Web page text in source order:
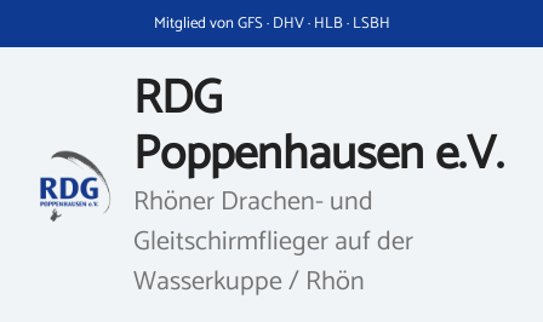
Inhalt
Mitglied von GFS · DHV · HLB · LSBH
RDG
Poppenhausen e.V.
Rhöner Drachen- und
Gleitschirmflieger auf der
Wasserkuppe / Rhön